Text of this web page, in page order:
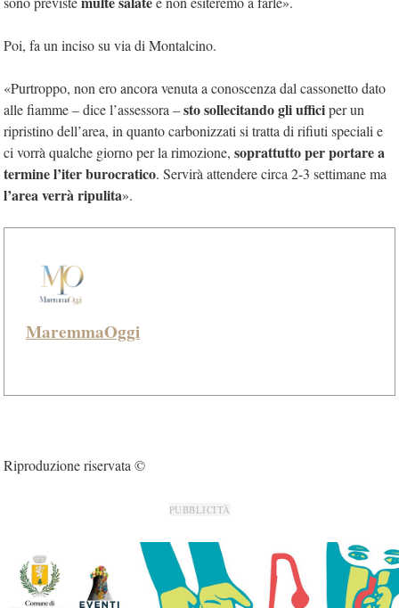
Poi, fa un inciso su via di Montalcino.
«Purtroppo, non ero ancora venuta a conoscenza dal cassonetto dato
alle fiamme – dice l’assessora –sto sollecitando gli ufficiper un
ripristino dell’area, in quanto carbonizzati si tratta di rifiuti speciali e
ci vorrà qualche giorno per la rimozione, soprattutto per portare a
termine l’iter burocratico. Servirà attendere circa 2-3 settimane ma
l’area verrà ripulita».
MaremmaOggi
Riproduzione riservata ©
PUBBLICITÀ